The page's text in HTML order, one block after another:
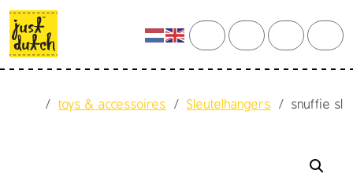
Skip to content
Skip to footer
searchaccountcart
Hometoys & accessoires Sleutelhangers snuffie